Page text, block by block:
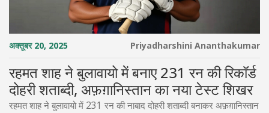
अक्तूबर 20, 2025 Priyadharshini Ananthakumar
रहमत शाह ने बुलावायो में बनाए 231 रन की रिकॉर्ड
दोहरी शताब्दी, अफ़ग़ानिस्तान का नया टेस्ट शिखर
रहमत शाह ने बुलावायो में 231 रन की नाबाद दोहरी शताब्दी बनाकर अफ़ग़ानिस्तान